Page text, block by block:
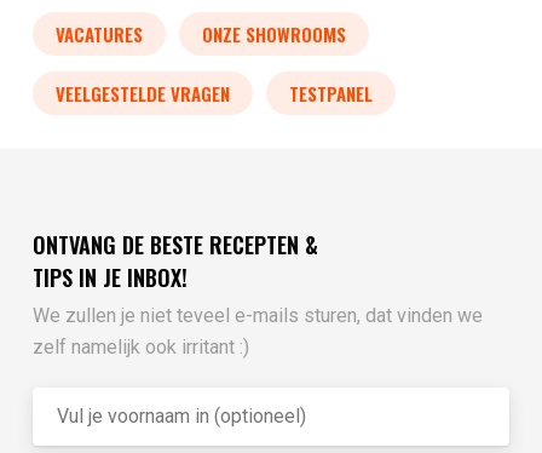
VACATURES ONZE SHOWROOMS
VEELGESTELDE VRAGEN TESTPANEL
ONTVANG DE BESTE RECEPTEN &
TIPS IN JE INBOX!
We zullen je niet teveel e-mails sturen, dat vinden we
zelf namelijk ook irritant :)